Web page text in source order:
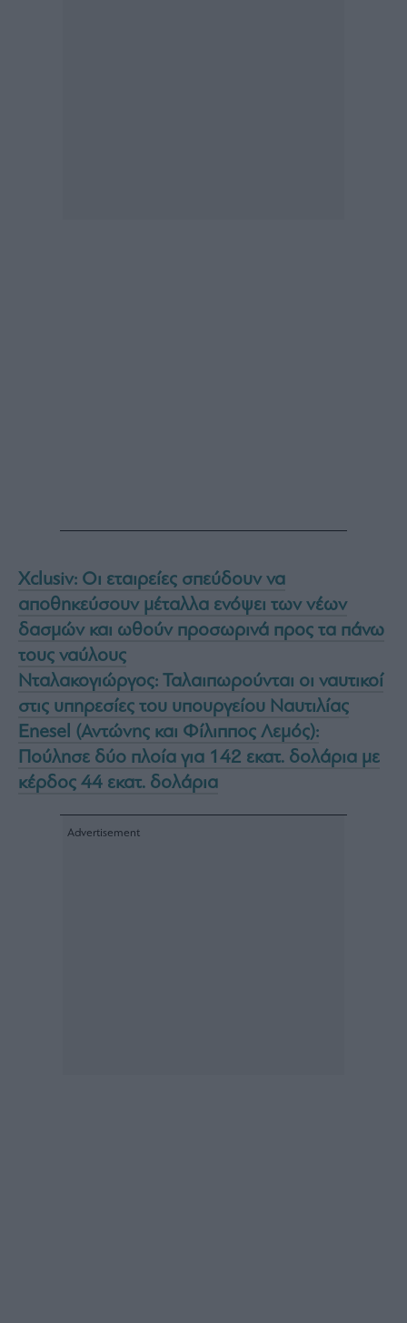
Xclusiv: Οι εταιρείες σπεύδουν να
αποθηκεύσουν μέταλλα ενόψει των νέων
δασμών και ωθούν προσωρινά προς τα πάνω
τους ναύλους
Νταλακογιώργος: Ταλαιπωρούνται οι ναυτικοί
στις υπηρεσίες του υπουργείου Ναυτιλίας
Enesel (Αντώνης και Φίλιππος Λεμός):
Πούλησε δύο πλοία για 142 εκατ. δολάρια με
κέρδος 44 εκατ. δολάρια